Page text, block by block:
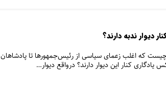
ندبه دارند؟
که اغلب زعمای سیاسی از رئیس‌جمهورها تا پادشاهان
کنار این دیوار دارند؟ درواقع دیوار…